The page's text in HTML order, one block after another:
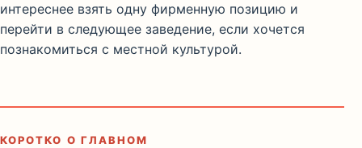
интереснее взять одну фирменную позицию и
перейти в следующее заведение, если хочется
познакомиться с местной культурой.
КОРОТКО О ГЛАВНОМ